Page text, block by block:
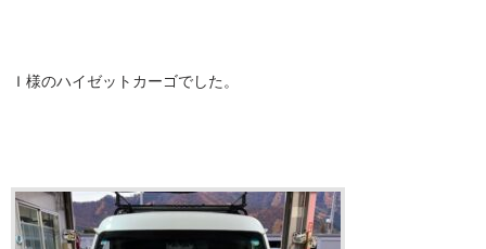
Ｉ様のハイゼットカーゴでした。